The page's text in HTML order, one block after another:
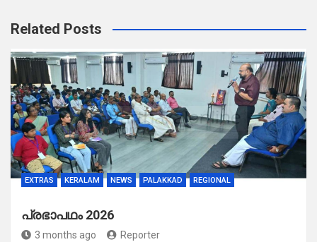
Related Posts
EXTRAS KERALAM NEWS PALAKKAD REGIONAL
പ്രഭാപഥം 2026
3 months ago Reporter